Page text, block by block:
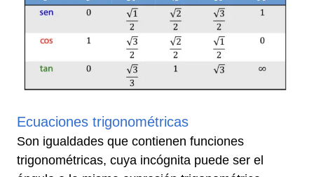
Ecuaciones trigonométricas
Son igualdades que contienen funciones
trigonométricas, cuya incógnita puede ser el